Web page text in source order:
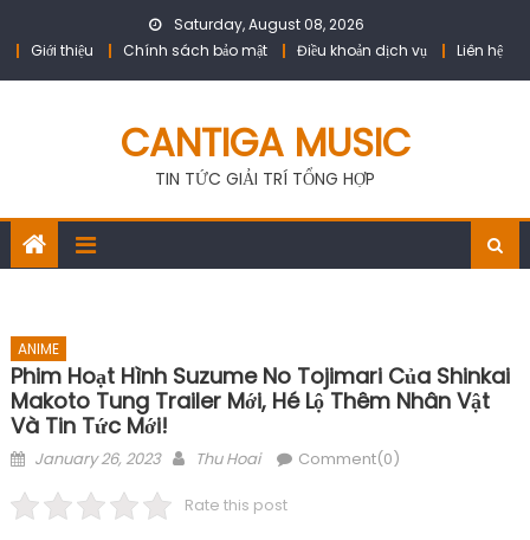
Saturday, August 08, 2026
Giới thiệu
Chính sách bảo mật Điều khoản dịch vụ Liên hệ
CANTIGA MUSIC
TIN TỨC GIẢI TRÍ TỔNG HỢP
ANIME
Phim Hoạt Hình Suzume No Tojimari Của Shinkai
Makoto Tung Trailer Mới, Hé Lộ Thêm Nhân Vật
Và Tin Tức Mới!
Posted
January 26, 2023 Author
Thu Hoai Comment(0)
Rate this post